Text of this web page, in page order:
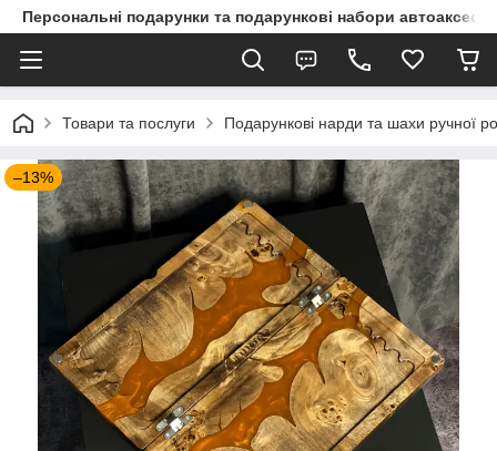
Персональні подарунки та подарункові набори
Товари та послуги Подарункові нарди та шахи ручної
–13%